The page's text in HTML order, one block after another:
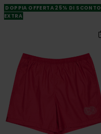
DOPPIA OFFERTA 25% DI SCONTO
EXTRA